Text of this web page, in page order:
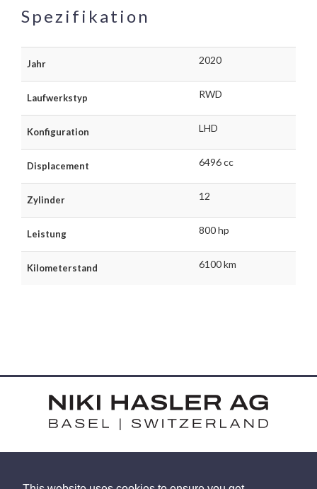
Spezifikation
Jahr 2020
Laufwerkstyp RWD
Konfiguration LHD
Displacement 6496 cc
Zylinder 12
Leistung 800 hp
Kilometerstand 6100 km
HARDSTRASSE 15 - CH-4052 BASEL